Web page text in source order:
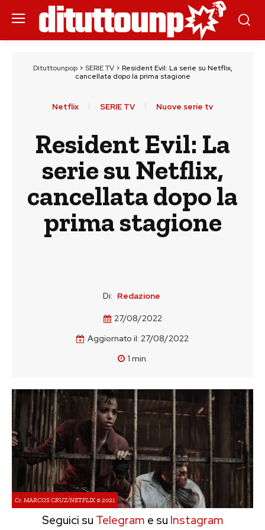
Dituttounpop> SERIE TV> Resident Evil: La serie su Netflix,
cancellata dopo la prima stagione
Netflix SERIE TV Nuove serie tv
Resident Evil: La
serie su Netflix,
cancellata dopo la
prima stagione
Di: Redazione
27/08/2022
Aggiornato il: 27/08/2022
1 min.
Cr. MARCOS CRUZ/NETFLIX © 2021
Seguici su Telegram e su Instagram